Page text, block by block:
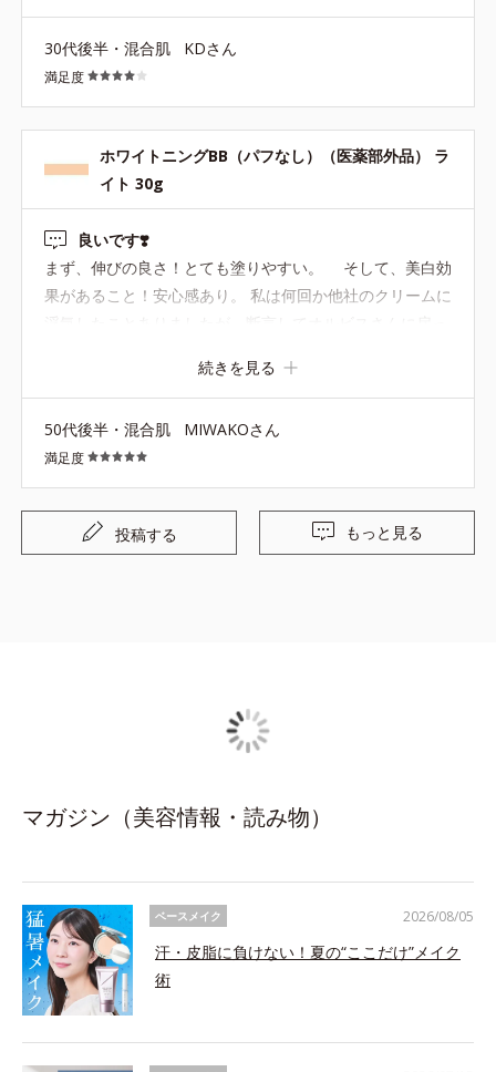
30代後半・混合肌 KDさん
満足度
ホワイトニングBB（パフなし）（医薬部外品） ラ
イト 30g
良いです❣️
まず、伸びの良さ！とても塗りやすい。 そして、美白効
果があること！安心感あり。 私は何回か他社のクリームに
物だと断言します。欲を言えば、もう少し量が入っていれ
オルビス最高❤️
続きを見る
50代後半・混合肌 MIWAKOさん
満足度
投稿する もっと見る
マガジン（美容情報・読み物）
ベースメイク
汗・皮脂に負けない！夏の“ここだけ”メイク
術
2026/08/05